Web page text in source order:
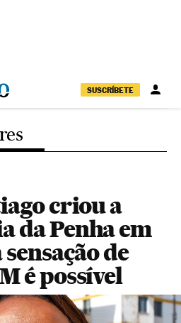
SUSCRÍBETE
criou a
da Penha em
de
é possível